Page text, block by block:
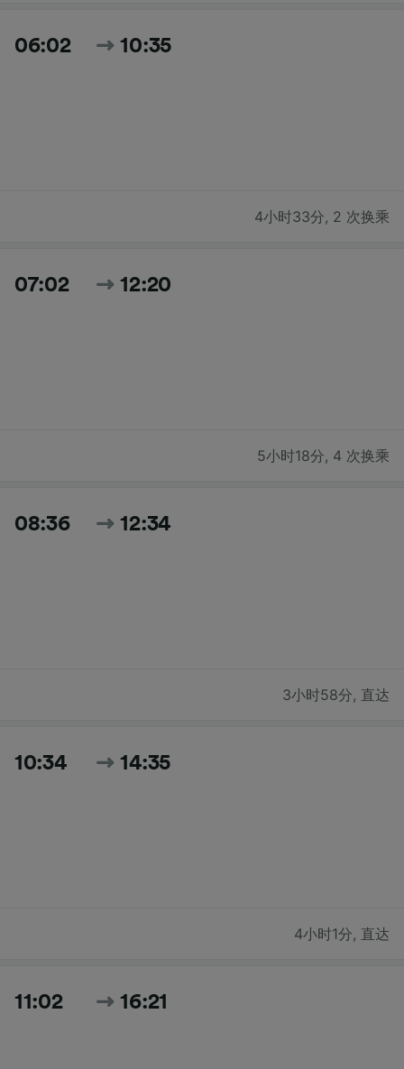
06:02 10:35
4小时33分, 2 次换乘
07:02 12:20
5小时18分, 4 次换乘
08:36 12:34
3小时58分, 直达
10:34 14:35
4小时1分, 直达
11:02 16:21